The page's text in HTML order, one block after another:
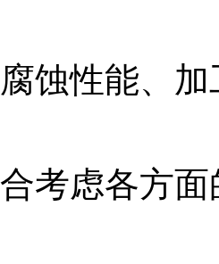
蚀性能、
考虑各方